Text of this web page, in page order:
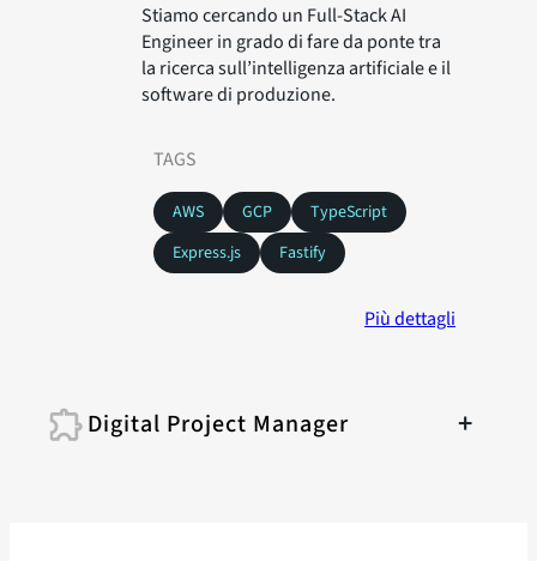
Stiamo cercando un Full-Stack AI
Engineer in grado di fare da ponte tra
la ricerca sull’intelligenza artificiale e il
software di produzione.
TAGS
AWS GCP
TypeScript
Express.js
Fastify
Più dettagli
Digital Project Manager +